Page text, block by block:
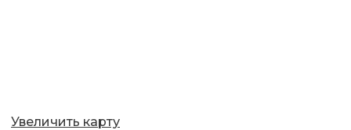
Увеличить карту